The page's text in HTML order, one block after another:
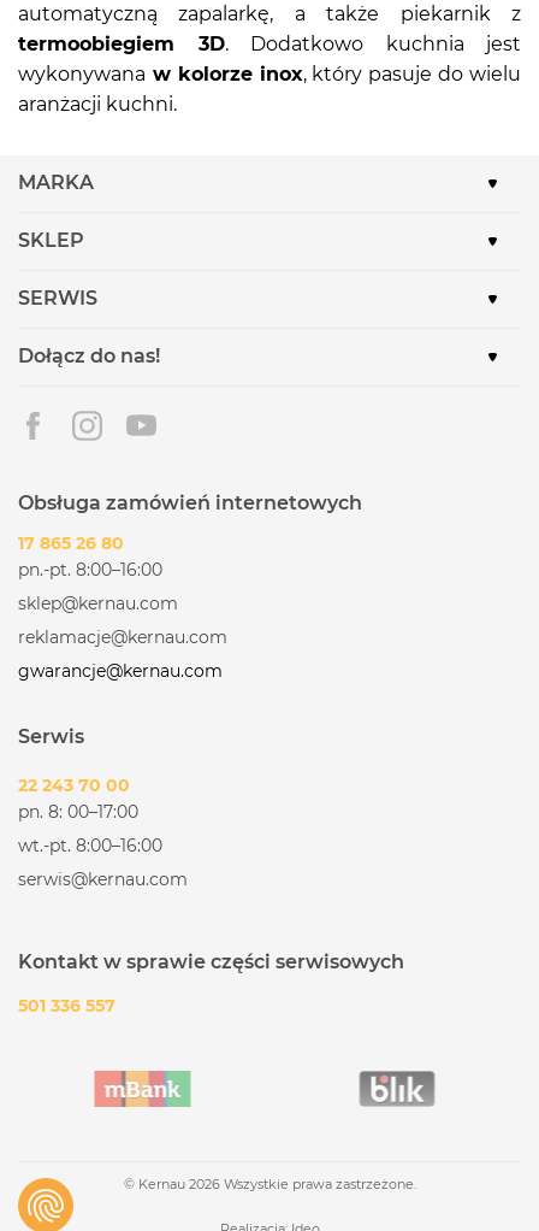
automatyczną zapalarkę, a także piekarnik z
termoobiegiem 3D. Dodatkowo kuchnia jest
wykonywana w kolorze inox, który pasuje do wielu
aranżacji kuchni.
MARKA
SKLEP
SERWIS
Dołącz do nas!
Obsługa zamówień internetowych
17 865 26 80
pn.-pt. 8:00–16:00
sklep@kernau.com
reklamacje@kernau.com
gwarancje@kernau.com
Serwis
22 243 70 00
pn. 8: 00–17:00
wt.-pt. 8:00–16:00
serwis@kernau.com
Kontakt w sprawie części serwisowych
501 336 557
© Kernau 2026 Wszystkie prawa zastrzeżone.